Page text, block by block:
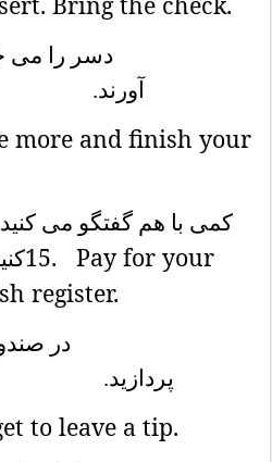
دسر را می
آورند.
more and finish your
کمی با هم گفتگو می
15.
Pay for your
register.
در
پردازید.
to leave a tip.